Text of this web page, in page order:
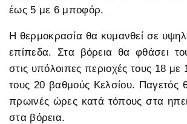
έως 5 με 6 μποφόρ.
Η θερμοκρασία θα κυμανθεί σε
επίπεδα. Στα βόρεια θα φθάσει
στις υπόλοιπες περιοχές τους 18 με
τους 20 βαθμούς Κελσίου. Παγετός
πρωινές ώρες κατά τόπους στα
στα βόρεια.